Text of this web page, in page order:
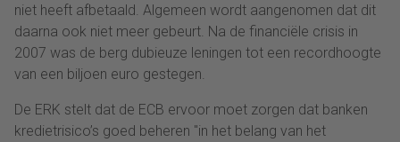
niet heeft afbetaald. Algemeen wordt aangenomen dat dit
daarna ook niet meer gebeurt. Na de financiële crisis in
2007 was de berg dubieuze leningen tot een recordhoogte
van een biljoen euro gestegen.
De ERK stelt dat de ECB ervoor moet zorgen dat banken
kredietrisico’s goed beheren "in het belang van het